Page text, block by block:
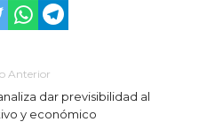
Anterior
dar previsibilidad al
y económico